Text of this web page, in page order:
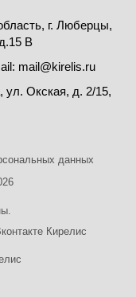
г. Люберцы,
В
mail@kirelis.ru
ул. Окская, д. 2/15,
данных